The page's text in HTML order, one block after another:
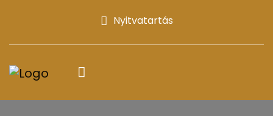
Nyitvatartás